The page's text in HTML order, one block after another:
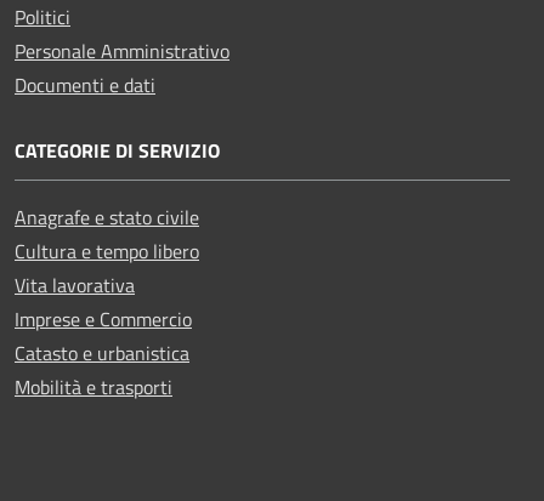
Politici
Personale Amministrativo
Documenti e dati
CATEGORIE DI SERVIZIO
Anagrafe e stato civile
Cultura e tempo libero
Vita lavorativa
Imprese e Commercio
Catasto e urbanistica
Mobilità e trasporti